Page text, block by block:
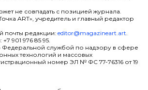
не совпадать с позицией журнала.
ART», учредитель и главный редактор
почты редакции: editor@magazineart.art.
901 976 85 95.
Федеральной службой по надзору в сфере
технологий и массовых
номер ЭЛ № ФС 77-76316 от 19